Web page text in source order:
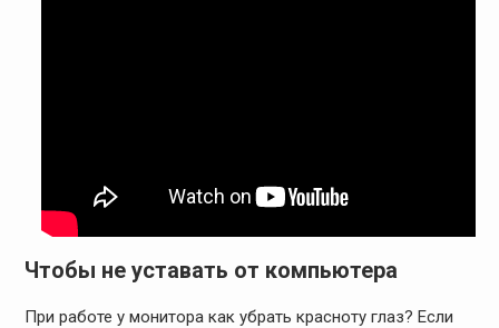
Чтобы не уставать от компьютера
При работе у монитора как убрать красноту глаз? Если